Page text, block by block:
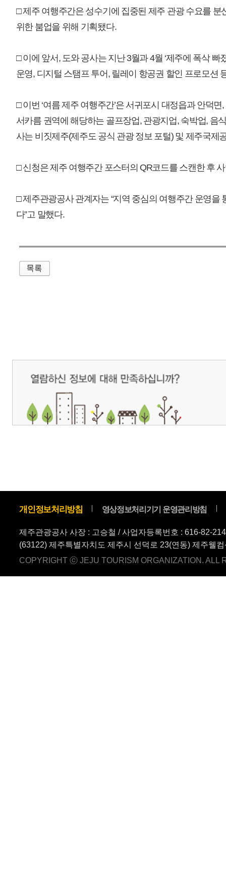
개인정보처리방침 영상정보처리기기 운영관리방침 이메일무단수집거부
(63122) 제주특별자치도 제주시 선덕로 23(연동) 제주웰컴센터 / 제주관광
COPYRIGHT ⓒ JEJU TOURISM ORGANIZATION. ALL RIGHTS